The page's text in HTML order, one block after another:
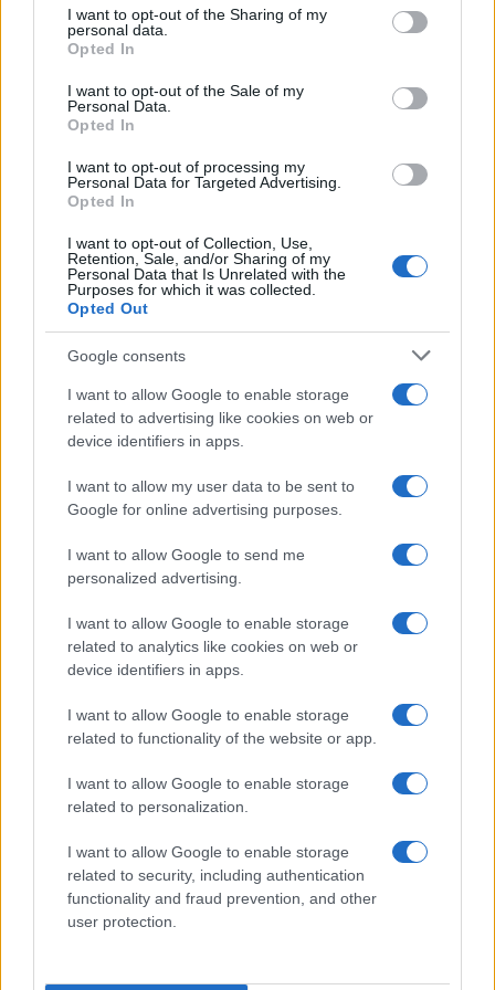
I want to opt-out of the Sharing of my
personal data.
Opted In
I want to opt-out of the Sale of my
Personal Data.
Opted In
I want to opt-out of processing my
Personal Data for Targeted Advertising.
Opted In
I want to opt-out of Collection, Use,
Retention, Sale, and/or Sharing of my
Personal Data that Is Unrelated with the
Purposes for which it was collected.
Opted Out
Google consents
I want to allow Google to enable storage
related to advertising like cookies on web or
device identifiers in apps.
I want to allow my user data to be sent to
Google for online advertising purposes.
I want to allow Google to send me
personalized advertising.
I want to allow Google to enable storage
related to analytics like cookies on web or
device identifiers in apps.
I want to allow Google to enable storage
related to functionality of the website or app.
I want to allow Google to enable storage
related to personalization.
I want to allow Google to enable storage
related to security, including authentication
functionality and fraud prevention, and other
user protection.
Luigi Bisignani per Il Tempo, 8 agosto 2026
Caro Porro, la sinistra lo
voleva. Ma Guccini era un
battitore libero
Il cantautore non era coercibile all'ottusa
militanza che è tanto gradita al potere
La Posta
8 Agosto 2026, 18:00
1.7k